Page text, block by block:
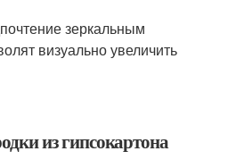
зеркальным
визуально увеличить
из гипсокартона